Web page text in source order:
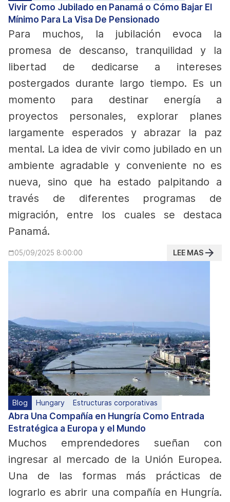
Vivir Como Jubilado en Panamá o Cómo Bajar El
Mínimo Para La Visa De Pensionado
Para muchos, la jubilación evoca la
promesa de descanso, tranquilidad y la
libertad de dedicarse a intereses
postergados durante largo tiempo. Es un
momento para destinar energía a
proyectos personales, explorar planes
largamente esperados y abrazar la paz
mental. La idea de vivir como jubilado en un
ambiente agradable y conveniente no es
nueva, sino que ha estado palpitando a
través de diferentes programas de
migración, entre los cuales se destaca
Panamá.
05/09/2025 8:00:00 LEE MAS
Blog Hungary Estructuras corporativas
Abra Una Compañía en Hungría Como Entrada
Estratégica a Europa y el Mundo
Muchos emprendedores sueñan con
ingresar al mercado de la Unión Europea.
Una de las formas más prácticas de
lograrlo es abrir una compañía en Hungría.